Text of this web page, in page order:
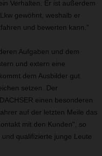
Verhalten. Er ist außerdem
gewöhnt, weshalb er
und bewerten kann.“
Aufgaben und dem
und extern eine
dem Ausbilder gut
setzen. Der
einen besonderen
auf der letzten Meile das
mit den Kunden“, so
qualifizierte junge Leute